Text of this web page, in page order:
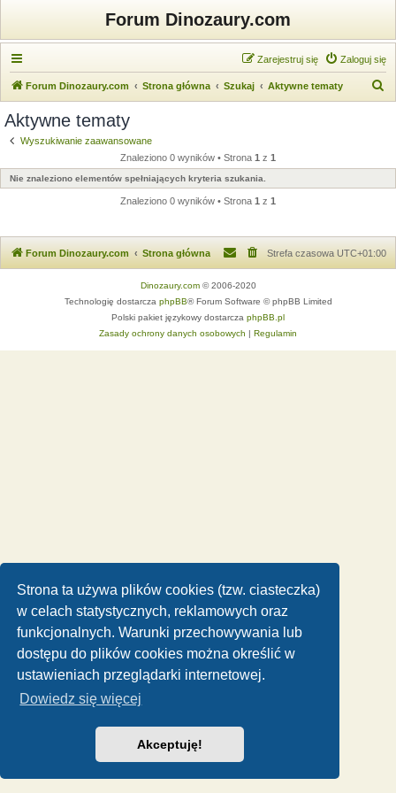
Strona ta używa plików cookies (tzw. ciasteczka)
w celach statystycznych, reklamowych oraz
funkcjonalnych. Warunki przechowywania lub
dostępu do plików cookies można określić w
ustawieniach przeglądarki internetowej.
Dowiedz się więcej
Akceptuję!
Forum Dinozaury.com
Zaloguj się
Zarejestruj się
Forum Dinozaury.com Strona główna Szukaj Aktywne tematy
a
j
Aktywne tematy
Wyszukiwanie zaawansowane
Znaleziono 0 wyników • Strona 1 z 1
Nie znaleziono elementów spełniających kryteria szukania.
Znaleziono 0 wyników • Strona 1 z 1
Forum Dinozaury.com Strona główna Strefa czasowa UTC+01:00
Dinozaury.com© 2006-2020
Technologię dostarcza phpBB® Forum Software © phpBB Limited
Polski pakiet językowy dostarcza phpBB.pl
Zasady ochrony danych osobowych | Regulamin